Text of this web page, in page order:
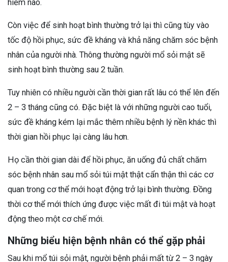
hiểm nào.
Còn việc để sinh hoạt bình thường trở lại thì cũng tùy vào
tốc độ hồi phục, sức đề kháng và khả năng chăm sóc bệnh
nhân của người nhà. Thông thường người mổ sỏi mật sẽ
sinh hoạt bình thường sau 2 tuần.
Tuy nhiên có nhiều người cần thời gian rất lâu có thể lên đến
2 – 3 tháng cũng có. Đặc biệt là với những người cao tuổi,
sức đề kháng kém lại mắc thêm nhiều bệnh lý nền khác thì
thời gian hồi phục lại càng lâu hơn.
Họ cần thời gian dài để hồi phục, ăn uống đủ chất chăm
sóc bệnh nhân sau mổ sỏi túi mật thật cẩn thận thì các cơ
quan trong cơ thể mới hoạt động trở lại bình thường. Đồng
thời cơ thể mới thích ứng được việc mất đi túi mật và hoạt
động theo một cơ chế mới.
Những biểu hiện bệnh nhân có thể gặp phải
Sau khi mổ túi sỏi mật, người bệnh phải mất từ 2 – 3 ngày